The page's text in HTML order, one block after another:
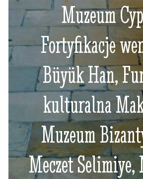
Muzeum
Fortyfikacje
Büyük Han,
kulturalna
Muzeum
Meczet Selimiye,